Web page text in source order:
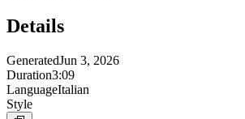
Details
GeneratedJun 3, 2026
Duration3:09
LanguageItalian
Style